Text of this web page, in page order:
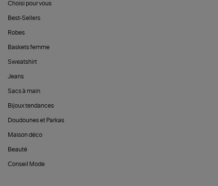
Choisi pour vous
Best-Sellers
Robes
Baskets femme
Sweatshirt
Jeans
Sacs à main
Bijoux tendances
Doudounes et Parkas
Maison déco
Beauté
Conseil Mode